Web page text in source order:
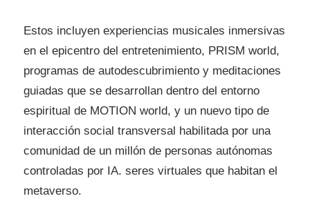
Estos incluyen experiencias musicales inmersivas
en el epicentro del entretenimiento, PRISM world,
programas de autodescubrimiento y meditaciones
guiadas que se desarrollan dentro del entorno
espiritual de MOTION world, y un nuevo tipo de
interacción social transversal habilitada por una
comunidad de un millón de personas autónomas
controladas por IA. seres virtuales que habitan el
metaverso.